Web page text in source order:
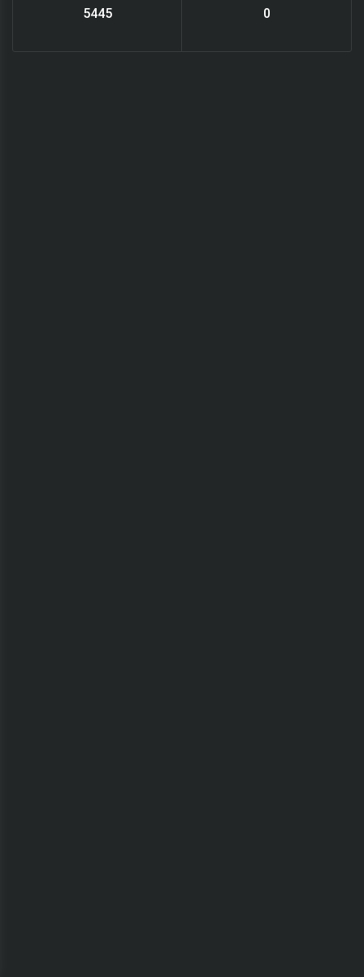
6119
0